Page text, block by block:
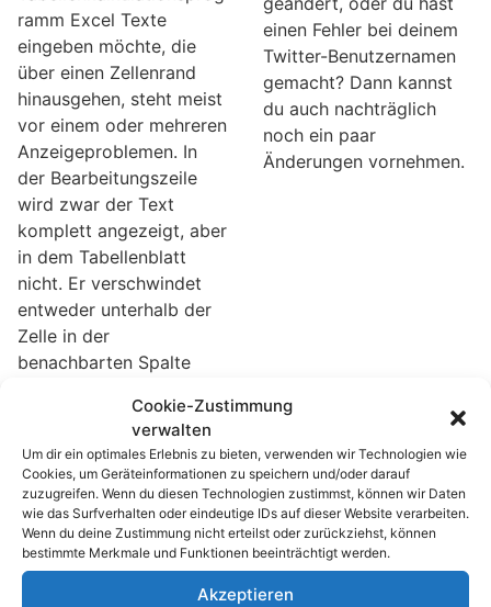
ramm Excel Texte
eingeben möchte, die
über einen Zellenrand
hinausgehen, steht meist
vor einem oder mehreren
Anzeigeproblemen. In
der Bearbeitungszeile
wird zwar der Text
komplett angezeigt, aber
in dem Tabellenblatt
nicht. Er verschwindet
entweder unterhalb der
Zelle in der
benachbarten Spalte
Zeilenumbruchs kann der
Text in einer einzigen
Zelle angezeigt werden.
einen Fehler bei deinem
Twitter-Benutzernamen
gemacht? Dann kannst
du auch nachträglich
noch ein paar
Änderungen vornehmen.
Cookie-Zustimmung
verwalten
Um dir ein optimales Erlebnis zu bieten, verwenden wir Technologien wie
Cookies, um Geräteinformationen zu speichern und/oder darauf
zuzugreifen. Wenn du diesen Technologien zustimmst, können wir Daten
wie das Surfverhalten oder eindeutige IDs auf dieser Website verarbeiten.
Wenn du deine Zustimmung nicht erteilst oder zurückziehst, können
bestimmte Merkmale und Funktionen beeinträchtigt werden.
Akzeptieren